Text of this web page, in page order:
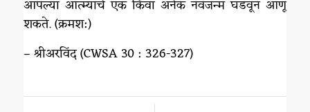
आपल्या आत्म्याचे एक किंवा अनेक नवजन्म घडवून आणू
शकते. (क्रमश:)
– श्रीअरविंद (CWSA 30 : 326-327)